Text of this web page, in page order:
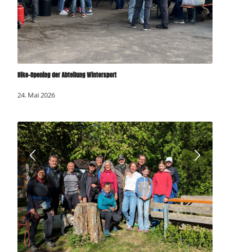
Bike-Opening der Abteilung Wintersport
24. Mai 2026